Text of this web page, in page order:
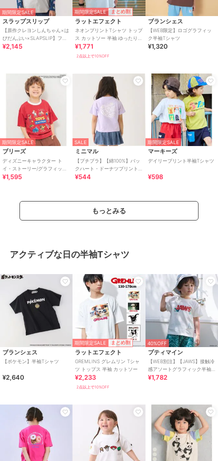
期間限定SALE
スラップスリップ
【原作クレヨンしんちゃん×は
ぴだんぶい×SLAPSLIP】フロ
ントプリント半袖Tシャツ+総
¥2,145
期間限定SALE まとめ割
ラットエフェクト
ネオンプリントTシャツ トップ
ス カットソー 半袖 ゆったり
夏 涼しい
¥1,771
2点以上で10%OFF
ブランシェス
【WEB限定】ロゴグラフィッ
ク半袖Tシャツ
¥1,320
期間限定SALE
ブリーズ
ディズニーキャラクター ト
イ・ストーリー/グラフィックT
シャツ
¥1,595
SALE
ミニマル
【プチプラ】【綿100%】バッ
クハート・ドーナツプリント
半袖Tシャツ
¥544
期間限定SALE
マーキーズ
デイリープリント半袖Tシャツ
¥598
もっとみる
アクティブな日の半袖Tシャツ
ブランシェス
【ポケモン】半袖Tシャツ
¥2,640
期間限定SALE まとめ割
ラットエフェクト
GREMLINS グレムリン Tシャ
ツ トップス 半袖 カットソー
¥2,233
2点以上で10%OFF
40%OFF
プティマイン
【WEB別注】【JAWS】接触冷
感アソートグラフィック半袖T
シャツ
¥1,782